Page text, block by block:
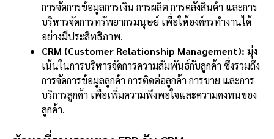
การจัดการข้อมูลการเงิน การผลิต การคลังสินค้า และการ
บริหารจัดการทรัพยากรมนุษย์ เพื่อให้องค์กรทำงานได้
อย่างมีประสิทธิภาพ.
CRM (Customer Relationship Management): มุ่ง
เน้นในการบริหารจัดการความสัมพันธ์กับลูกค้า ซึ่งรวมถึง
การจัดการข้อมูลลูกค้า การติดต่อลูกค้า การขาย และการ
บริการลูกค้า เพื่อเพิ่มความพึงพอใจและความคงทนของ
ลูกค้า.